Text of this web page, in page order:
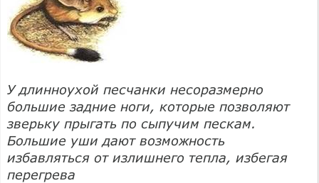
У длинноухой песчанки несоразмерно
большие задние ноги, которые позволяют
зверьку прыгать по сыпучим пескам.
Большие уши дают возможность
избавляться от излишнего тепла, избегая
перегрева